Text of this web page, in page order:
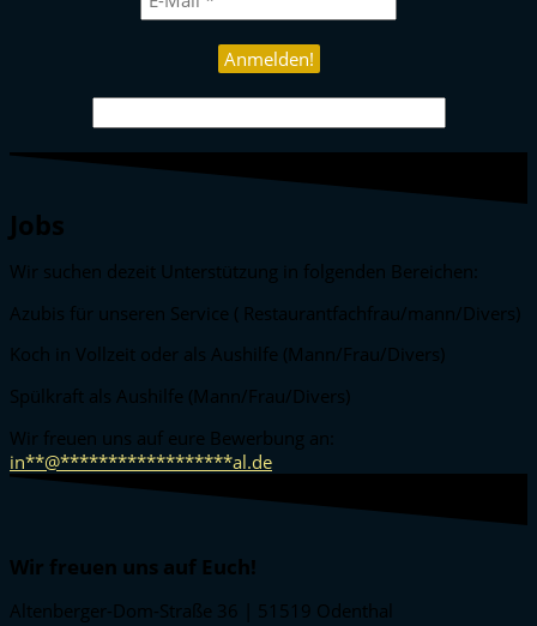
Jobs
Wir suchen dezeit Unterstützung in folgenden Bereichen:
Azubis für unseren Service ( Restaurantfachfrau/mann/Divers)
Koch in Vollzeit oder als Aushilfe (Mann/Frau/Divers)
Spülkraft als Aushilfe (Mann/Frau/Divers)
Wir freuen uns auf eure Bewerbung an:
in**@******************al.de
Wir freuen uns auf Euch!
Altenberger-Dom-Straße 36 | 51519 Odenthal